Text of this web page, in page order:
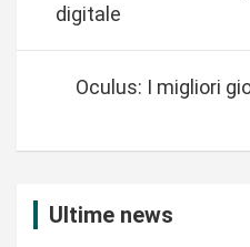
i
z
digitale
Oculus: I migliori
Ultime news